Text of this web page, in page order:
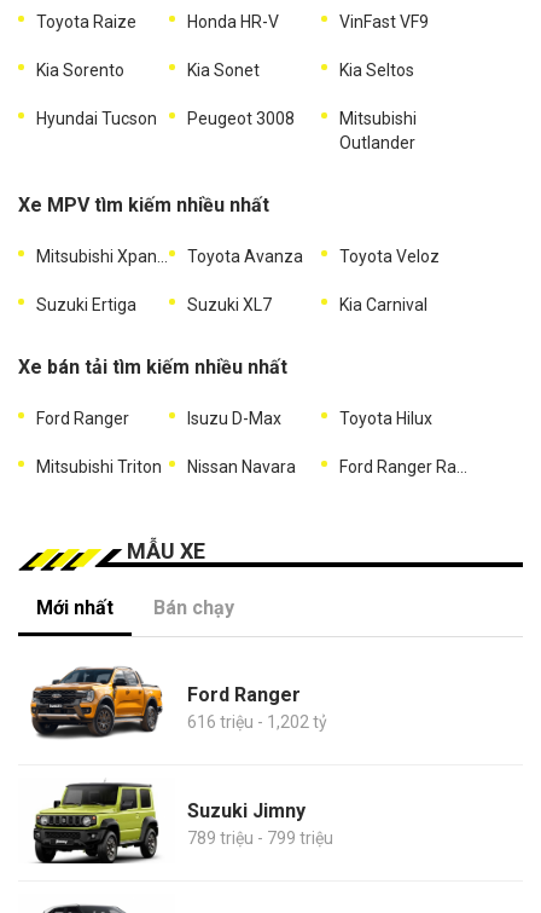
Toyota Raize Honda HR-V VinFast VF9
Kia Sorento Kia Sonet Kia Seltos
Hyundai Tucson Peugeot 3008
Mitsubishi
Outlander
Xe MPV tìm kiếm nhiều nhất
Mitsubishi Xpander Toyota Avanza Toyota Veloz
Suzuki Ertiga Suzuki XL7 Kia Carnival
Xe bán tải tìm kiếm nhiều nhất
Ford Ranger Isuzu D-Max Toyota Hilux
Mitsubishi Triton Nissan Navara Ford Ranger Raptor
MẪU XE
Mới nhất Bán chạy
Ford Ranger
616 triệu - 1,202 tỷ
Suzuki Jimny
789 triệu - 799 triệu